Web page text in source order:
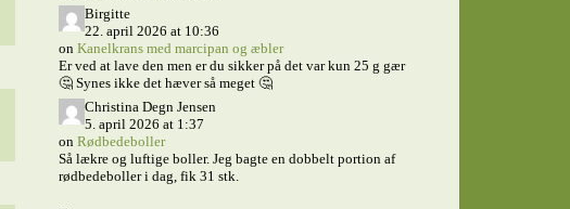
Birgitte
22. april 2026 at 10:36
on Kanelkrans med marcipan og æbler
Er ved at lave den men er du sikker på det var kun 25 g gær
🤔 Synes ikke det hæver så meget 🤔
Christina Degn Jensen
5. april 2026 at 1:37
on Rødbedeboller
Så lækre og luftige boller. Jeg bagte en dobbelt portion af
rødbedeboller i dag, fik 31 stk.